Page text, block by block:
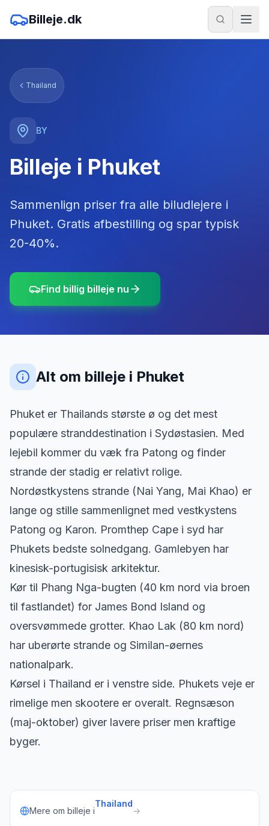
Billeje.dk
Thailand
BY
Billeje i Phuket
Sammenlign priser fra alle biludlejere i
Phuket. Gratis afbestilling og spar typisk
20-40%.
Find billig billeje nu
Alt om billeje i Phuket
Phuket er Thailands største ø og det mest
populære stranddestination i Sydøstasien. Med
lejebil kommer du væk fra Patong og finder
strande der stadig er relativt rolige.
Nordøstkystens strande (Nai Yang, Mai Khao) er
lange og stille sammenlignet med vestkystens
Patong og Karon. Promthep Cape i syd har
Phukets bedste solnedgang. Gamlebyen har
kinesisk-portugisisk arkitektur.
Kør til Phang Nga-bugten (40 km nord via broen
til fastlandet) for James Bond Island og
oversvømmede grotter. Khao Lak (80 km nord)
har uberørte strande og Similan-øernes
nationalpark.
Kørsel i Thailand er i venstre side. Phukets veje er
rimelige men skootere er overalt. Regnsæson
(maj-oktober) giver lavere priser men kraftige
byger.
Mere om billeje i
Thailand
→